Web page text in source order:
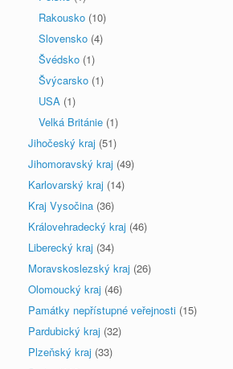
Rakousko (10)
Slovensko (4)
Švédsko (1)
Švýcarsko (1)
USA (1)
Velká Británie (1)
Jihočeský kraj (51)
Jihomoravský kraj (49)
Karlovarský kraj (14)
Kraj Vysočina (36)
Královehradecký kraj (46)
Liberecký kraj (34)
Moravskoslezský kraj (26)
Olomoucký kraj (46)
Památky nepřístupné veřejnosti (15)
Pardubický kraj (32)
Plzeňský kraj (33)